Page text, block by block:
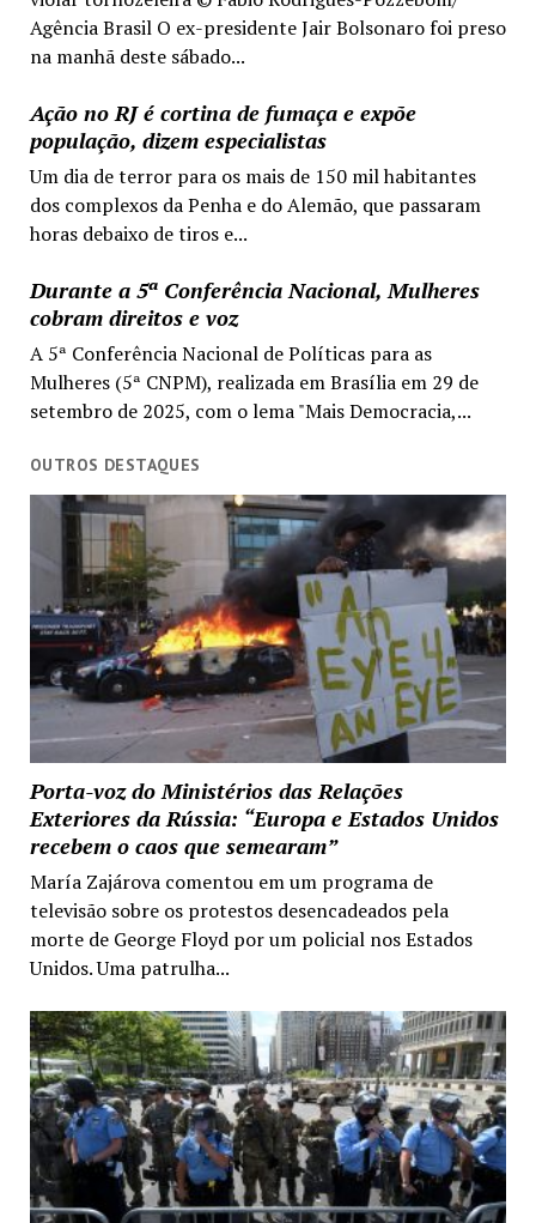
Agência Brasil O ex-presidente Jair Bolsonaro foi preso
na manhã deste sábado...
Ação no RJ é cortina de fumaça e expõe
população, dizem especialistas
Um dia de terror para os mais de 150 mil habitantes
dos complexos da Penha e do Alemão, que passaram
horas debaixo de tiros e...
Durante a 5ª Conferência Nacional, Mulheres
cobram direitos e voz
A 5ª Conferência Nacional de Políticas para as
Mulheres (5ª CNPM), realizada em Brasília em 29 de
setembro de 2025, com o lema "Mais Democracia,...
OUTROS DESTAQUES
Porta-voz do Ministérios das Relações
Exteriores da Rússia: “Europa e Estados Unidos
recebem o caos que semearam”
María Zajárova comentou em um programa de
televisão sobre os protestos desencadeados pela
morte de George Floyd por um policial nos Estados
Unidos. Uma patrulha...